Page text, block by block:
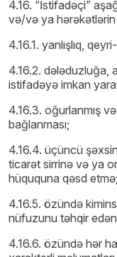
4.16. “İstifadəçi”
və/və ya
4.16.1. yanlışlıq,
4.16.2. dələduzluğa,
istifadəyə imkan
4.16.3. oğurlanmış
bağlanması;
4.16.4. üçüncü
ticarət sirrinə və ya
hüququna qəsd etmə;
4.16.5. özündə
nüfuzunu təhqir
4.16.6. özündə hər